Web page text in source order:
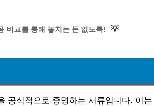
비교를 통해 놓치는 돈 없도록! 💡
공식적으로 증명하는 서류입니다. 이는